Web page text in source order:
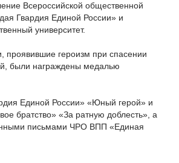
Всероссийской общественной
Гвардия Единой России» и
университет.
проявившие героизм при спасении
были награждены медалью
Единой России» «Юный герой» и
братство» «За ратную доблесть», а
письмами ЧРО ВПП «Единая